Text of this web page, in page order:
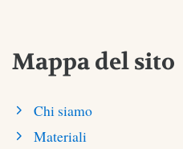
Mappa del sito
Chi siamo
Materiali